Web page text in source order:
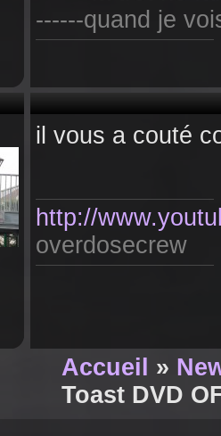
------quand je
il vous a couté
http://
overdosecrew
Accueil »
Toast DVD